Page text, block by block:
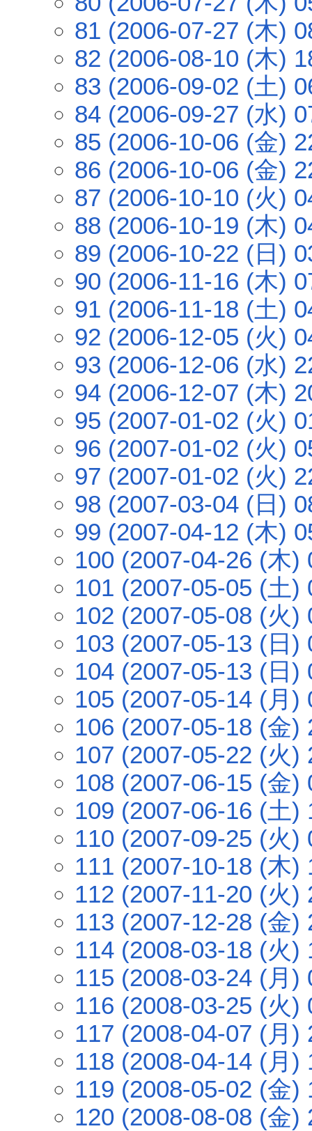
81 (2006-07-27 (木)
82 (2006-08-10 (木)
83 (2006-09-02 (土)
84 (2006-09-27 (水)
85 (2006-10-06 (金)
86 (2006-10-06 (金)
87 (2006-10-10 (火)
88 (2006-10-19 (木)
89 (2006-10-22 (日)
90 (2006-11-16 (木)
91 (2006-11-18 (土)
92 (2006-12-05 (火)
93 (2006-12-06 (水)
94 (2006-12-07 (木)
95 (2007-01-02 (火)
96 (2007-01-02 (火)
97 (2007-01-02 (火)
98 (2007-03-04 (日)
99 (2007-04-12 (木)
100 (2007-04-26 (木)
101 (2007-05-05 (土)
102 (2007-05-08 (火)
103 (2007-05-13 (日)
104 (2007-05-13 (日)
105 (2007-05-14 (月)
106 (2007-05-18 (金)
107 (2007-05-22 (火)
108 (2007-06-15 (金)
109 (2007-06-16 (土)
110 (2007-09-25 (火)
111 (2007-10-18 (木)
112 (2007-11-20 (火)
113 (2007-12-28 (金)
114 (2008-03-18 (火)
115 (2008-03-24 (月)
116 (2008-03-25 (火)
117 (2008-04-07 (月)
118 (2008-04-14 (月)
119 (2008-05-02 (金)
120 (2008-08-08 (金)